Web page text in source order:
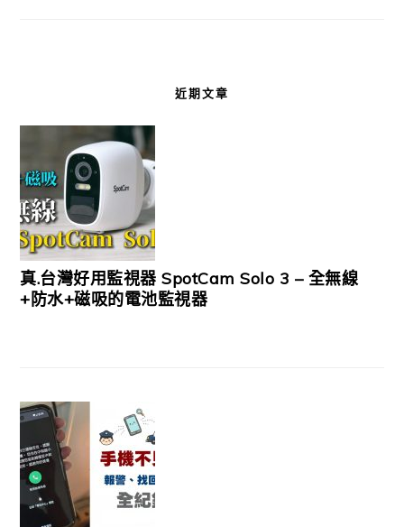
近期文章
真.台灣好用監視器 SpotCam Solo 3 – 全無線
+防水+磁吸的電池監視器